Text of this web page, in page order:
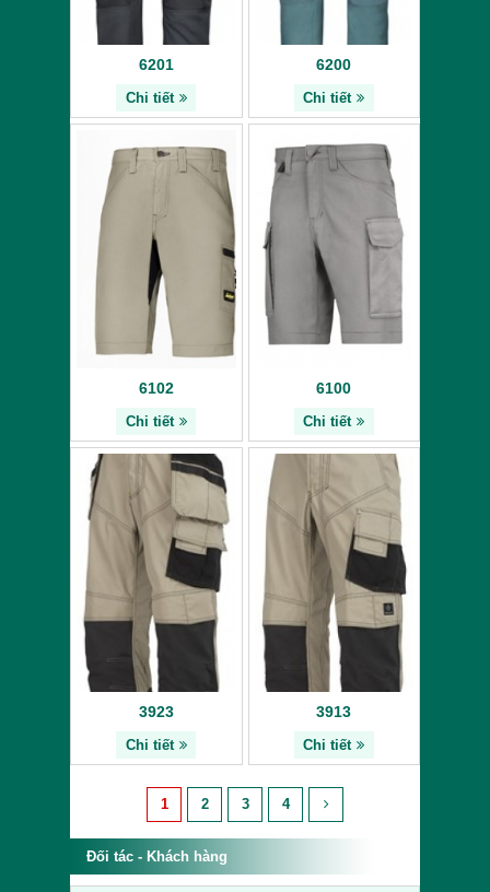
6201
Chi tiết
6200
Chi tiết
6102
Chi tiết
6100
Chi tiết
3923
Chi tiết
3913
Chi tiết
1 2 3 4
Đối tác - Khách hàng